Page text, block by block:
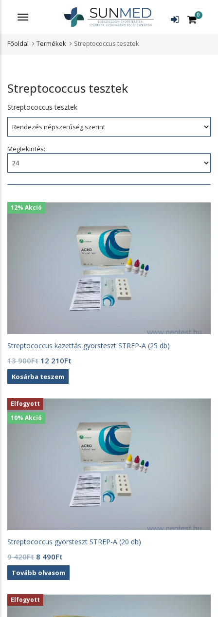
Menü 0
Főoldal Termékek Streptococcus tesztek
Streptococcus tesztek
Streptococcus tesztek
Rendezés:
Megtekintés:
12% Akció
Streptococcus kazettás gyorsteszt STREP-A (25 db)
13 900Ft Original
price
was:
900Ft.
12 210Ft
210Ft.
Kosárba teszem
Elfogyott
10% Akció
Streptococcus gyorsteszt STREP-A (20 db)
9 420Ft Original
price
was:
420Ft.
8 490Ft
price
is:
490Ft.
Tovább olvasom
Elfogyott